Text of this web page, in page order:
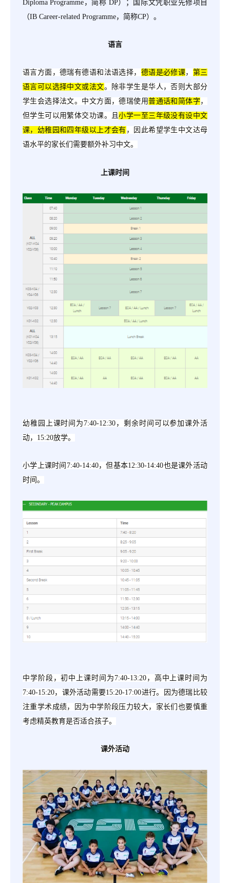
Diploma Programme，简称 DP）；国际文凭职业先修项目
（IB Career-related Programme，简称CP）。
语言
语言方面，德瑞有德语和法语选择， 德语是必修课， 第三
语言可以选择中文或法文。除非学生是华人，否则大部分
学生会选择法文。中文方面，德瑞使用普通话和简体字 ，
但学生可以用繁体交功课。且小学一至三年级没有设中文
课，幼稚园和四年级以上才会有 ，因此希望学生中文达母
语水平的家长们需要额外补习中文。
上课时间
幼稚园上课时间为 7:40-12:30，剩余时间可以参加课外活
动，15:20放学。
小学上课时间 7:40-14:40，但基本12:30-14:40也是课外活动
时间。
中学阶段，初中上课时间为 7:40-13:20，高中上课时间为
7:40-15:20，课外活动需要15:20-17:00进行。因为德瑞比较
注重学术成绩，因为中学阶段压力较大，家长们也要慎重
考虑精英教育是否适合孩子。
课外活动